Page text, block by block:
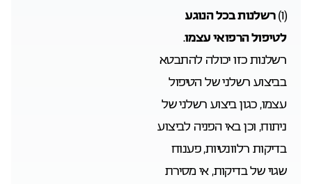
(1) רשלנות בכל הנוגע
לטיפול הרפואי עצמו.
רשלנות כזו יכולה להתבטא
בביצוע רשלני של הטיפול
עצמו, כגון ביצוע רשלני של
ניתוח, וכן באי הפניה לביצוע
בדיקות רלוונטיות, פענוח
שגוי של בדיקות, אי מסירת